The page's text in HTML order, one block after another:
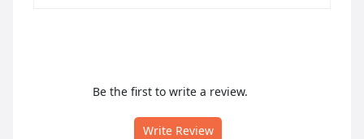
Be the first to write a review.
Write Review